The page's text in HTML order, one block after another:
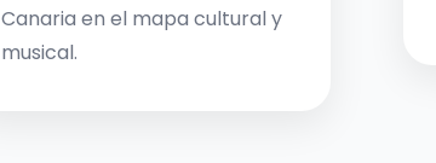
Canaria en el mapa cultural y
musical.